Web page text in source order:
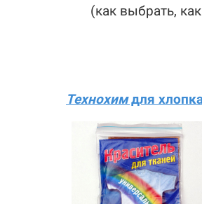
(как выбрать,
Технохимдля